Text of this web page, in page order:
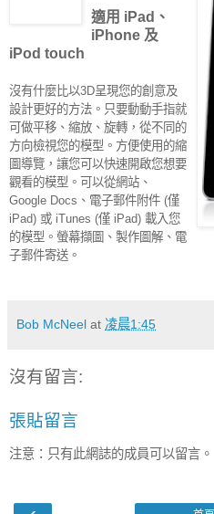
適用 iPad、
iPhone 及
iPod touch
沒有什麼比以3D呈現您的創意及
設計更好的方法。只要動動手指就
可做平移、縮放、旋轉，從不同的
方向檢視您的模型。方便使用的縮
圖導覽，讓您可以快速開啟您想要
觀看的模型。可以從網站、
Google Docs、電子郵件附件 (僅
iPad) 或 iTunes (僅 iPad) 載入您
的模型。螢幕擷圖、製作圖解、電
子郵件寄送。
Bob McNeel at 凌晨1:45
沒有留言:
張貼留言
注意：只有此網誌的成員可以留言。